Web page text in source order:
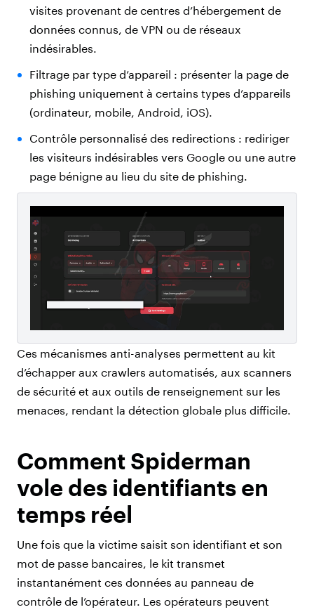
visites provenant de centres d’hébergement de
données connus, de VPN ou de réseaux
indésirables.
Filtrage par type d’appareil : présenter la page de
phishing uniquement à certains types d’appareils
(ordinateur, mobile, Android, iOS).
Contrôle personnalisé des redirections : rediriger
les visiteurs indésirables vers Google ou une autre
page bénigne au lieu du site de phishing.
Ces mécanismes anti-analyses permettent au kit
d’échapper aux crawlers automatisés, aux scanners
de sécurité et aux outils de renseignement sur les
menaces, rendant la détection globale plus difficile.
Comment Spiderman
vole des identifiants en
temps réel
Une fois que la victime saisit son identifiant et son
mot de passe bancaires, le kit transmet
instantanément ces données au panneau de
contrôle de l’opérateur. Les opérateurs peuvent